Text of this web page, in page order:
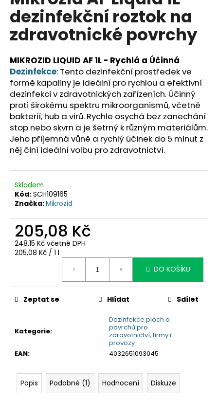
0,0
z
5
hvězdiček.
dezinfekční roztok na
zdravotnické povrchy
MIKROZID LIQUID AF 1L - Rychlá a Účinná
Dezinfekce: Tento dezinfekční prostředek ve
formě kapaliny je ideální pro rychlou a efektivní
dezinfekci v zdravotnických zařízeních. Účinný
proti širokému spektru mikroorganismů, včetně
bakterií, hub a virů. Rychle osychá bez zanechání
stop nebo skvrn a je šetrný k různým materiálům.
Jeho příjemná vůně a rychlý účinek do 5 minut z
něj činí ideální volbu pro zdravotnictví.
Skladem
Kód: SCH109165
Značka:Mikrozid
205,08 Kč
248,15 Kč včetně DPH
Měrná
205,08 Kč / 1 l
DO KOŠÍKU
Kategorie:
Dezinfekce ploch a
povrchů pro
zdravotnictví, firmy i
provozy
EAN: 4032651093045
Zeptat se Hlídat Sdílet
Popis Podobné (1) Hodnocení Diskuze
a
j
í
?
HLEDAT
D
o
u
č
u
e